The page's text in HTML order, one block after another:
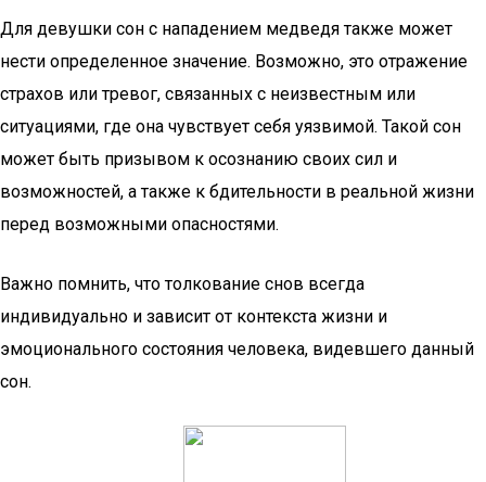
Для девушки сон с нападением медведя также может
нести определенное значение. Возможно, это отражение
страхов или тревог, связанных с неизвестным или
ситуациями, где она чувствует себя уязвимой. Такой сон
может быть призывом к осознанию своих сил и
возможностей, а также к бдительности в реальной жизни
перед возможными опасностями.
Важно помнить, что толкование снов всегда
индивидуально и зависит от контекста жизни и
эмоционального состояния человека, видевшего данный
сон.